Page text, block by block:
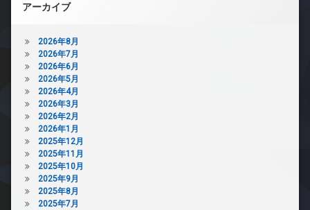
アーカイブ
2026年8月
2026年7月
2026年6月
2026年5月
2026年4月
2026年3月
2026年2月
2026年1月
2025年12月
2025年11月
2025年10月
2025年9月
2025年8月
2025年7月